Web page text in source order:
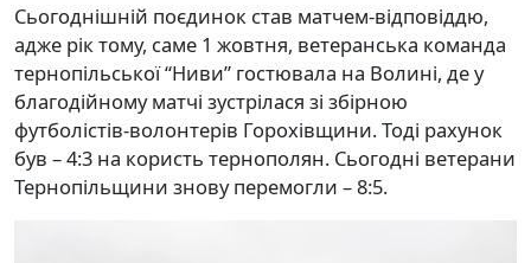
Сьогоднішній поєдинок став матчем-відповіддю,
адже рік тому, саме 1 жовтня, ветеранська команда
тернопільської “Ниви” гостювала на Волині, де у
благодійному матчі зустрілася зі збірною
футболістів-волонтерів Горохівщини. Тоді рахунок
був – 4:3 на користь тернополян. Сьогодні ветерани
Тернопільщини знову перемогли – 8:5.